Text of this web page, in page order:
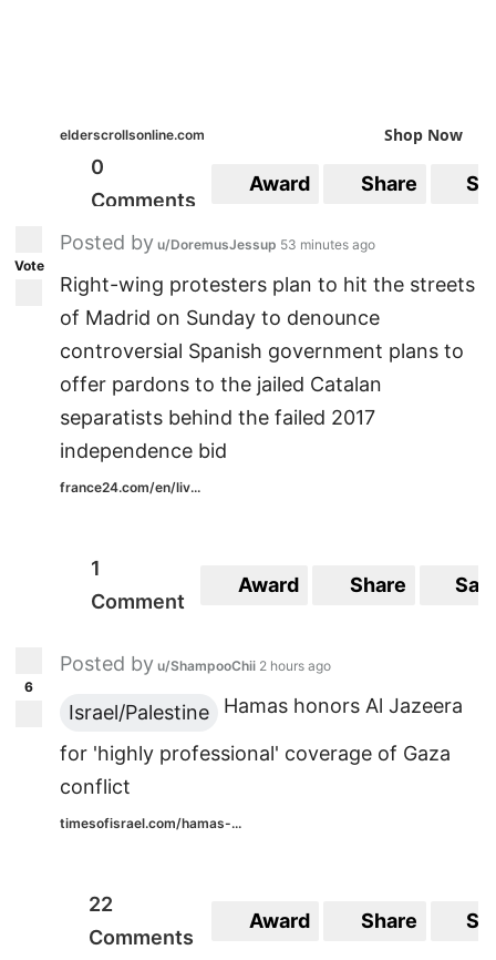
elderscrollsonline.com Shop Now
0
Comments
Award Share
Vote
Posted by u/DoremusJessup 53 minutes ago
Right-wing protesters plan to hit the streets
of Madrid on Sunday to denounce
controversial Spanish government plans to
offer pardons to the jailed Catalan
separatists behind the failed 2017
independence bid
france24.com/en/liv...
1
Comment
Award Share
6
Posted by u/ShampooChii 2 hours ago
Israel/Palestine Hamas honors Al Jazeera
for 'highly professional' coverage of Gaza
conflict
timesofisrael.com/hamas-...
22
Comments
Award Share